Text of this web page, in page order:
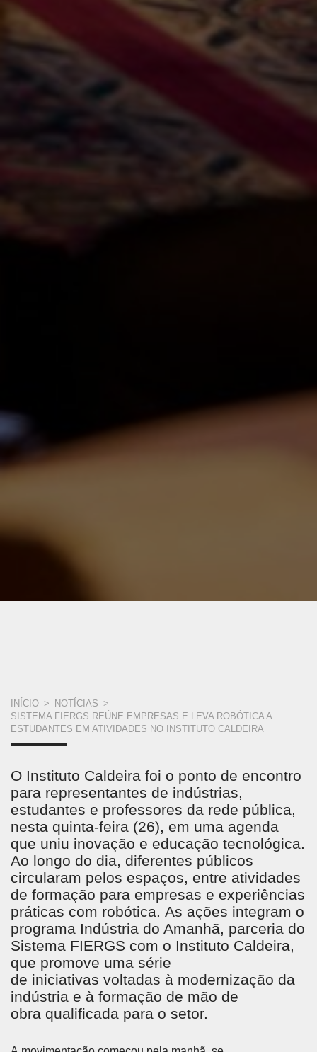
VOCÊ
ESTÁ
INÍCIO > NOTÍCIAS >
SISTEMA FIERGS REÚNE EMPRESAS E LEVA ROBÓTICA A
ESTUDANTES EM ATIVIDADES NO INSTITUTO CALDEIRA
O Instituto Caldeira foi o ponto de encontro
para representantes de indústrias,
estudantes e professores da rede pública,
nesta quinta-feira (26), em uma agenda
que uniu inovação e educação tecnológica.
Ao longo do dia, diferentes públicos
circularam pelos espaços, entre atividades
de formação para empresas e experiências
práticas com robótica. As ações integram o
programa Indústria do Amanhã, parceria do
Sistema FIERGS com o Instituto Caldeira,
que promove uma série
de iniciativas voltadas à modernização da
indústria e à formação de mão de
obra qualificada para o setor.